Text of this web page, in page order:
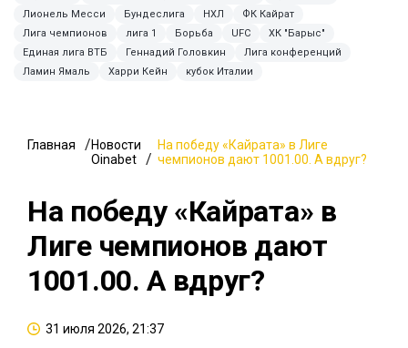
Лионель Месси
Бундеслига НХЛ
ФК Кайрат
Лига чемпионов
лига 1 Борьба UFC
ХК "Барыс"
Единая лига ВТБ
Геннадий Головкин
Лига конференций
Ламин Ямаль
Харри Кейн кубок Италии
Главная
Новости
Oinabet
На победу «Кайрата» в Лиге
чемпионов дают 1001.00. А вдруг?
На победу «Кайрата» в
Лиге чемпионов дают
1001.00. А вдруг?
31 июля 2026, 21:37